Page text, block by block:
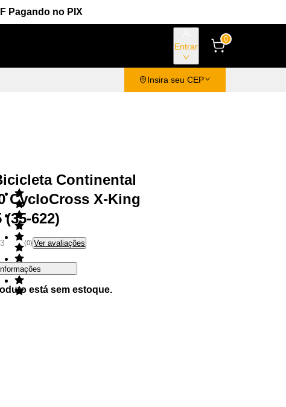
Pagando no PIX
Entrar
0
Insira seu CEP
Continental
CycloCross X-King
(35-622)
(0) Ver avaliações
está sem estoque.